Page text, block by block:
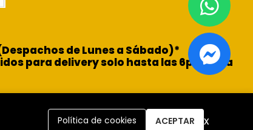
de Lunes a Sábado)*
para delivery solo hasta las 6pm para
Política de cookies ACEPTAR x